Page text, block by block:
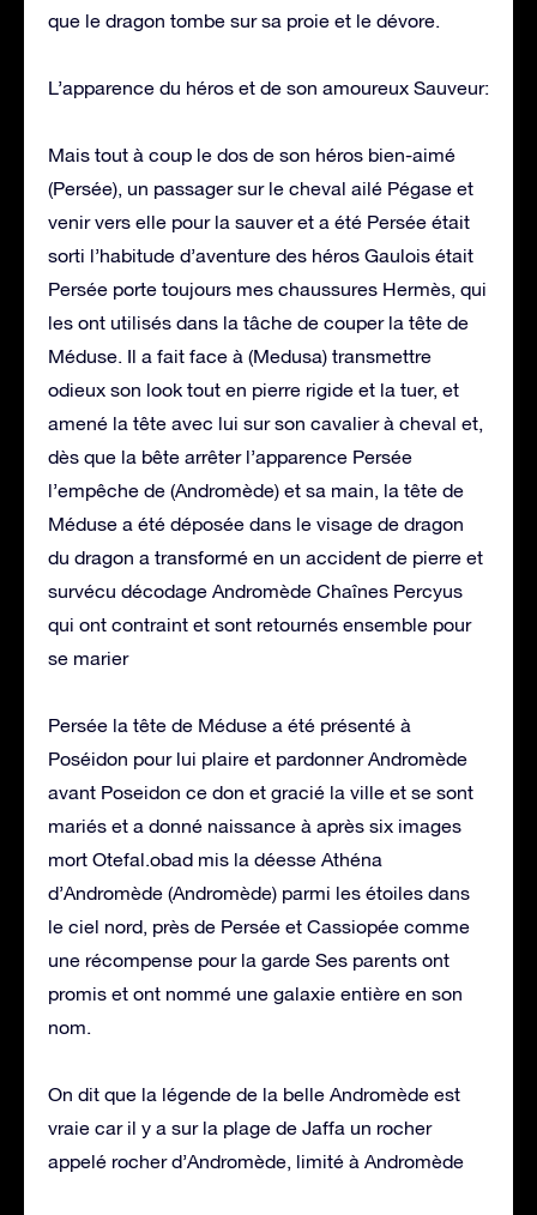
que le dragon tombe sur sa proie et le dévore.
L’apparence du héros et de son amoureux Sauveur:
Mais tout à coup le dos de son héros bien-aimé
(Persée), un passager sur le cheval ailé Pégase et
venir vers elle pour la sauver et a été Persée était
sorti l’habitude d’aventure des héros Gaulois était
Persée porte toujours mes chaussures Hermès, qui
les ont utilisés dans la tâche de couper la tête de
Méduse. Il a fait face à (Medusa) transmettre
odieux son look tout en pierre rigide et la tuer, et
amené la tête avec lui sur son cavalier à cheval et,
dès que la bête arrêter l’apparence Persée
l’empêche de (Andromède) et sa main, la tête de
Méduse a été déposée dans le visage de dragon
du dragon a transformé en un accident de pierre et
survécu décodage Andromède Chaînes Percyus
qui ont contraint et sont retournés ensemble pour
se marier
Persée la tête de Méduse a été présenté à
Poséidon pour lui plaire et pardonner Andromède
avant Poseidon ce don et gracié la ville et se sont
mariés et a donné naissance à après six images
mort Otefal.obad mis la déesse Athéna
d’Andromède (Andromède) parmi les étoiles dans
le ciel nord, près de Persée et Cassiopée comme
une récompense pour la garde Ses parents ont
promis et ont nommé une galaxie entière en son
nom.
On dit que la légende de la belle Andromède est
vraie car il y a sur la plage de Jaffa un rocher
appelé rocher d’Andromède, limité à Andromède